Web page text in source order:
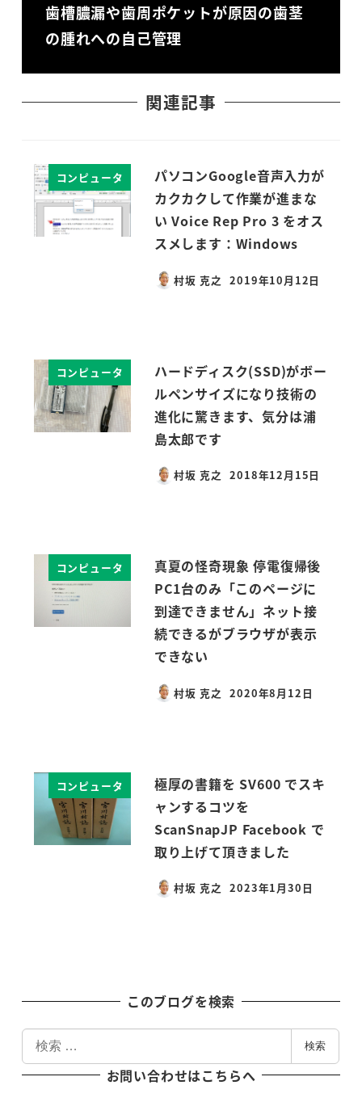
歯槽膿漏や歯周ポケットが原因の歯茎
の腫れへの自己管理
関連記事
コンピュータ
パソコンGoogle音声入力が
カクカクして作業が進まな
い Voice Rep Pro 3 をオス
スメします：Windows
村坂 克之
投稿日
2019年10月12日
コンピュータ
ハードディスク(SSD)がボー
ルペンサイズになり技術の
進化に驚きます、気分は浦
島太郎です
村坂 克之
投稿日
2018年12月15日
コンピュータ
真夏の怪奇現象 停電復帰後
PC1台のみ「このページに
到達できません」ネット接
続できるがブラウザが表示
できない
村坂 克之
投稿日
2020年8月12日
コンピュータ
極厚の書籍を SV600 でスキ
ャンするコツを
ScanSnapJP Facebook で
取り上げて頂きました
村坂 克之
投稿日
2023年1月30日
このブログを検索
検
索
検索
お問い合わせはこちらへ